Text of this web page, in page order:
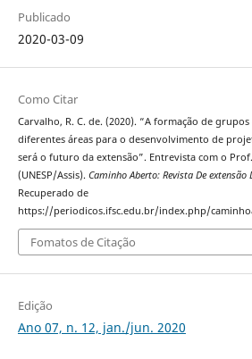
Publicado
2020-03-09
Como Citar
Carvalho, R. C. de. (2020). “A formação de
diferentes áreas para o desenvolvimento de
será o futuro da extensão”. Entrevista com o
(UNESP/Assis). Caminho Aberto: Revista De extensão
Recuperado de
https://periodicos.ifsc.edu.br/index.php/
Fomatos de Citação
Edição
Ano 07, n. 12, jan./jun. 2020